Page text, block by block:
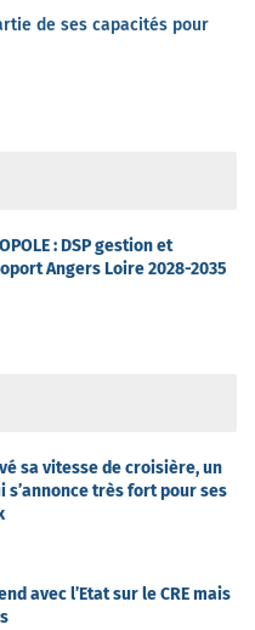
de ses capacités pour
: DSP gestion et
Angers Loire 2028-2035
sa vitesse de croisière, un
s’annonce très fort pour ses
avec l’Etat sur le CRE mais